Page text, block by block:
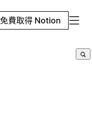
免費取得 Notion